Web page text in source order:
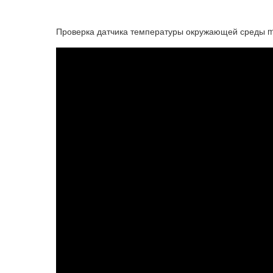
Проверка датчика температуры окружающей среды